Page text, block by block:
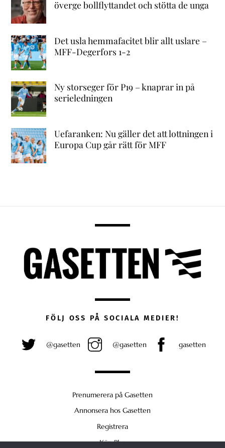
överge bollflyttandet och stötta de unga
Det usla hemmafacitet blir allt uslare –
MFF-Degerfors 1-2
Ny storseger för P19 – knaprar in på
serieledningen
Uefaranken: Nu gäller det att lottningen i
Europa Cup går rätt för MFF
FÖLJ OSS PÅ SOCIALA MEDIER!
@gasetten @gasetten gasetten
Prenumerera på Gasetten
Annonsera hos Gasetten
Registrera
Köp Plus